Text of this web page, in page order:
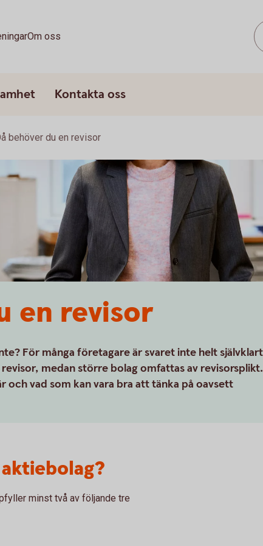
Om oss
Kontakta oss
behöver du en revisor
en revisor
För många företagare är svaret inte helt
medan större bolag omfattas av revisorsplikt.
och vad som kan vara bra att tänka på oavsett
minst två av följande tre